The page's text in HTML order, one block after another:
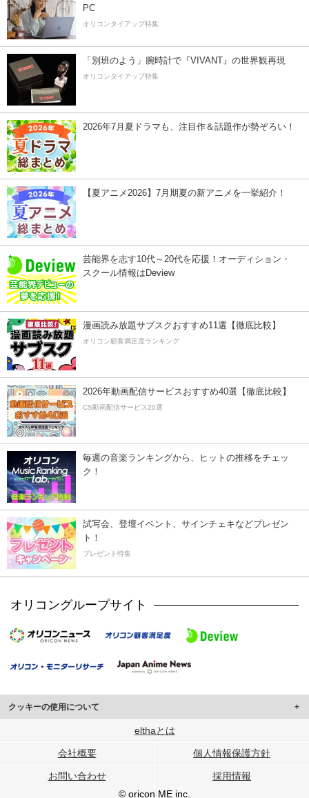
PC
オリコンタイアップ特集
「別班のよう」腕時計で『VIVANT』の世界観再現
オリコンタイアップ特集
2026年7月夏ドラマも、注目作＆話題作が勢ぞろい！
【夏アニメ2026】7月期夏の新アニメを一挙紹介！
芸能界を志す10代～20代を応援！オーディション・
スクール情報はDeview
漫画読み放題サブスクおすすめ11選【徹底比較】
オリコン顧客満足度ランキング
2026年動画配信サービスおすすめ40選【徹底比較】
CS動画配信サービス20選
毎週の音楽ランキングから、ヒットの推移をチェッ
ク！
試写会、登壇イベント、サインチェキなどプレゼン
ト！
プレゼント特集
オリコングループサイト
クッキーの使用について
このサイトでは Cookie を使用して、ユーザーに合わせたコンテンツや広告の
行っています。
メディアや広告配信、データ解析の各パートナーに提供しています。
各パートナーは、この情報とユーザーが各パートナーに提供した他の情報や、
elthaとは
会社概要 個人情報保護方針
お問い合わせ
採用情報
© oricon ME inc.